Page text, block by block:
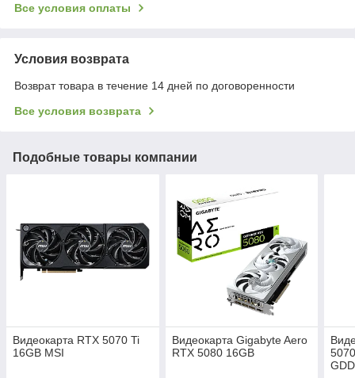
Все условия оплаты
Условия возврата
Возврат товара в течение 14 дней по договоренности
Все условия возврата
Подобные товары компании
Видеокарта RTX 5070 Ti
16GB MSI
Видеокарта Gigabyte Aero
RTX 5080 16GB